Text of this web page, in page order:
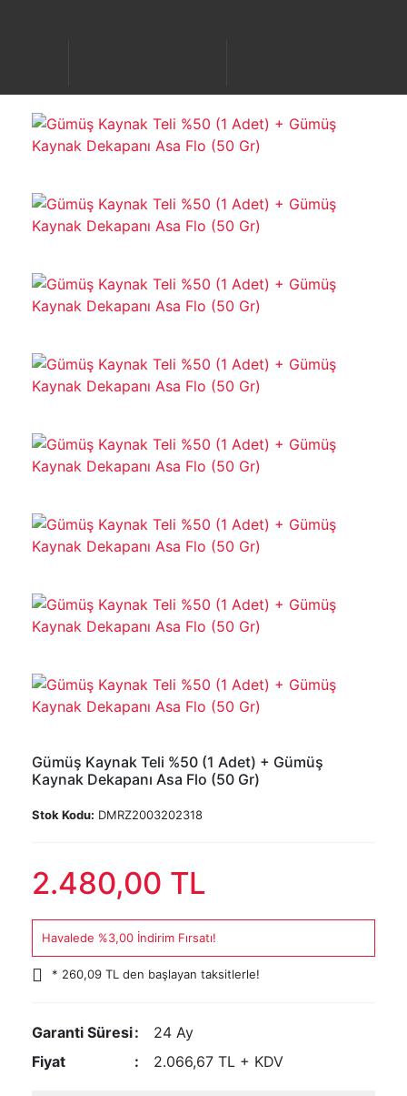
Gümüş Kaynak Teli %50 (1 Adet) + Gümüş
Kaynak Dekapanı Asa Flo (50 Gr)
Stok Kodu: DMRZ2003202318
2.480,00 TL
Havalede %3,00 İndirim Fırsatı!
* 260,09 TL den başlayan taksitlerle!
Garanti Süresi
24 Ay
Fiyat
2.066,67 TL + KDV